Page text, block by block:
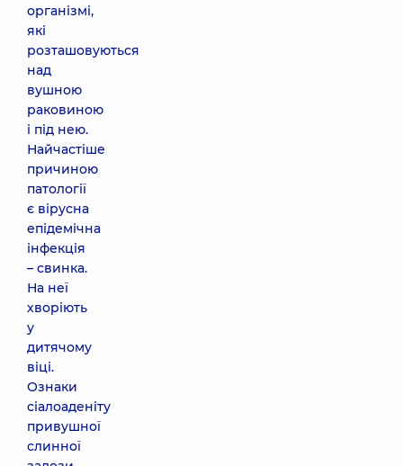
організмі,
які
розташовуються
над
вушною
раковиною
і під нею.
Найчастіше
причиною
патології
є вірусна
епідемічна
інфекція
– свинка.
На неї
хворіють
у
дитячому
віці.
Ознаки
сіалоаденіту
привушної
слинної